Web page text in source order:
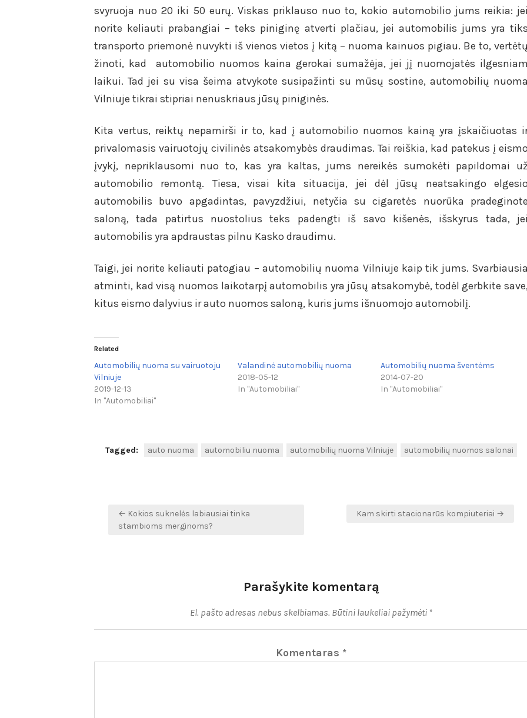
svyruoja nuo 20 iki 50 eurų. Viskas priklauso nuo to, kokio automobilio jums reikia: jei
norite keliauti prabangiai – teks piniginę atverti plačiau, jei automobilis jums yra tiks
transporto priemonė nuvykti iš vienos vietos į kitą – nuoma kainuos pigiau. Be to, vertėtų
žinoti, kad automobilio nuomos kaina gerokai sumažėja, jei jį nuomojatės ilgesniam
laikui. Tad jei su visa šeima atvykote susipažinti su mūsų sostine, automobilių nuoma
Vilniuje tikrai stipriai nenuskriaus jūsų piniginės.
Kita vertus, reiktų nepamirši ir to, kad į automobilio nuomos kainą yra įskaičiuotas
privalomasis vairuotojų civilinės atsakomybės draudimas. Tai reiškia, kad patekus į eismo
įvykį, nepriklausomi nuo to, kas yra kaltas, jums nereikės sumokėti papildomai už
automobilio remontą. Tiesa, visai kita situacija, jei dėl jūsų neatsakingo elgesio
automobilis buvo apgadintas, pavyzdžiui, netyčia su cigaretės nuorūka pradeginote
saloną, tada patirtus nuostolius teks padengti iš savo kišenės, išskyrus tada, jei
automobilis yra apdraustas pilnu Kasko draudimu.
Taigi, jei norite keliauti patogiau – automobilių nuoma Vilniuje kaip tik jums. Svarbiausia
atminti, kad visą nuomos laikotarpį automobilis yra jūsų atsakomybė, todėl gerbkite
kitus eismo dalyvius ir auto nuomos saloną, kuris jums išnuomojo automobilį.
Related
Automobilių nuoma su vairuotoju
Vilniuje
2019-12-13
In "Automobiliai"
Valandinė automobilių nuoma
2018-05-12
In "Automobiliai"
Automobilių nuoma šventėms
2014-07-20
In "Automobiliai"
Tagged: auto nuoma automobiliu nuoma automobilių nuoma Vilniuje automobilių nuomos salonai
Navigacija
tarp
← Kokios suknelės labiausiai tinka
stambioms merginoms?
Kam skirti stacionarūs kompiuteriai →
Parašykite komentarą
El. pašto adresas nebus skelbiamas. Būtini laukeliai pažymėti *
Komentaras *